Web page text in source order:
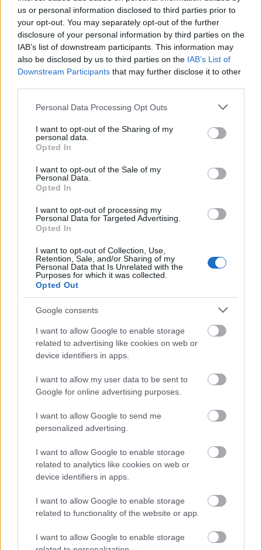
us or personal information disclosed to third parties prior to
your opt-out. You may separately opt-out of the further
disclosure of your personal information by third parties on the
IAB’s list of downstream participants. This information may
also be disclosed by us to third parties on the IAB’s List of
Downstream Participants that may further disclose it to other
Please note that this website/app uses one or more Google
not limited to your visit or usage behaviour. You may click to
grant or deny consent to Google and its third-party tags to
use your data for below specified purposes in below Google
consent section.
Personal Data Processing Opt Outs
I want to opt-out of the Sharing of my
personal data.
Opted In
I want to opt-out of the Sale of my
Personal Data.
Opted In
I want to opt-out of processing my
Personal Data for Targeted Advertising.
Opted In
I want to opt-out of Collection, Use,
Retention, Sale, and/or Sharing of my
Personal Data that Is Unrelated with the
Purposes for which it was collected.
Opted Out
Google consents
I want to allow Google to enable storage
related to advertising like cookies on web or
device identifiers in apps.
I want to allow my user data to be sent to
Google for online advertising purposes.
I want to allow Google to send me
personalized advertising.
I want to allow Google to enable storage
related to analytics like cookies on web or
device identifiers in apps.
I want to allow Google to enable storage
related to functionality of the website or app.
I want to allow Google to enable storage
dokumentumot tartalmazó teljes bibliotékáját. De a
nagyközönség vajon tudja-e, mi mindent
köszönhetünk…
Egy nagyasszony élete – Gróf
Apponyi Sándorné Esterházy
Alexandra portréja. 1.
Apponyi Sándor-emlékév. 5. rész
A könyv- és történelemszeretők itthon és a világon
egyaránt ismerik Apponyi Sándor, a tudós bibiofil, a
nagylelkű mecénás, a múzeumalapító nevét, aki a
nemzeti könyvtárra hagyta mintegy 15.000
nagyközönség vajon tudja-e, mi mindent
köszönhetünk…